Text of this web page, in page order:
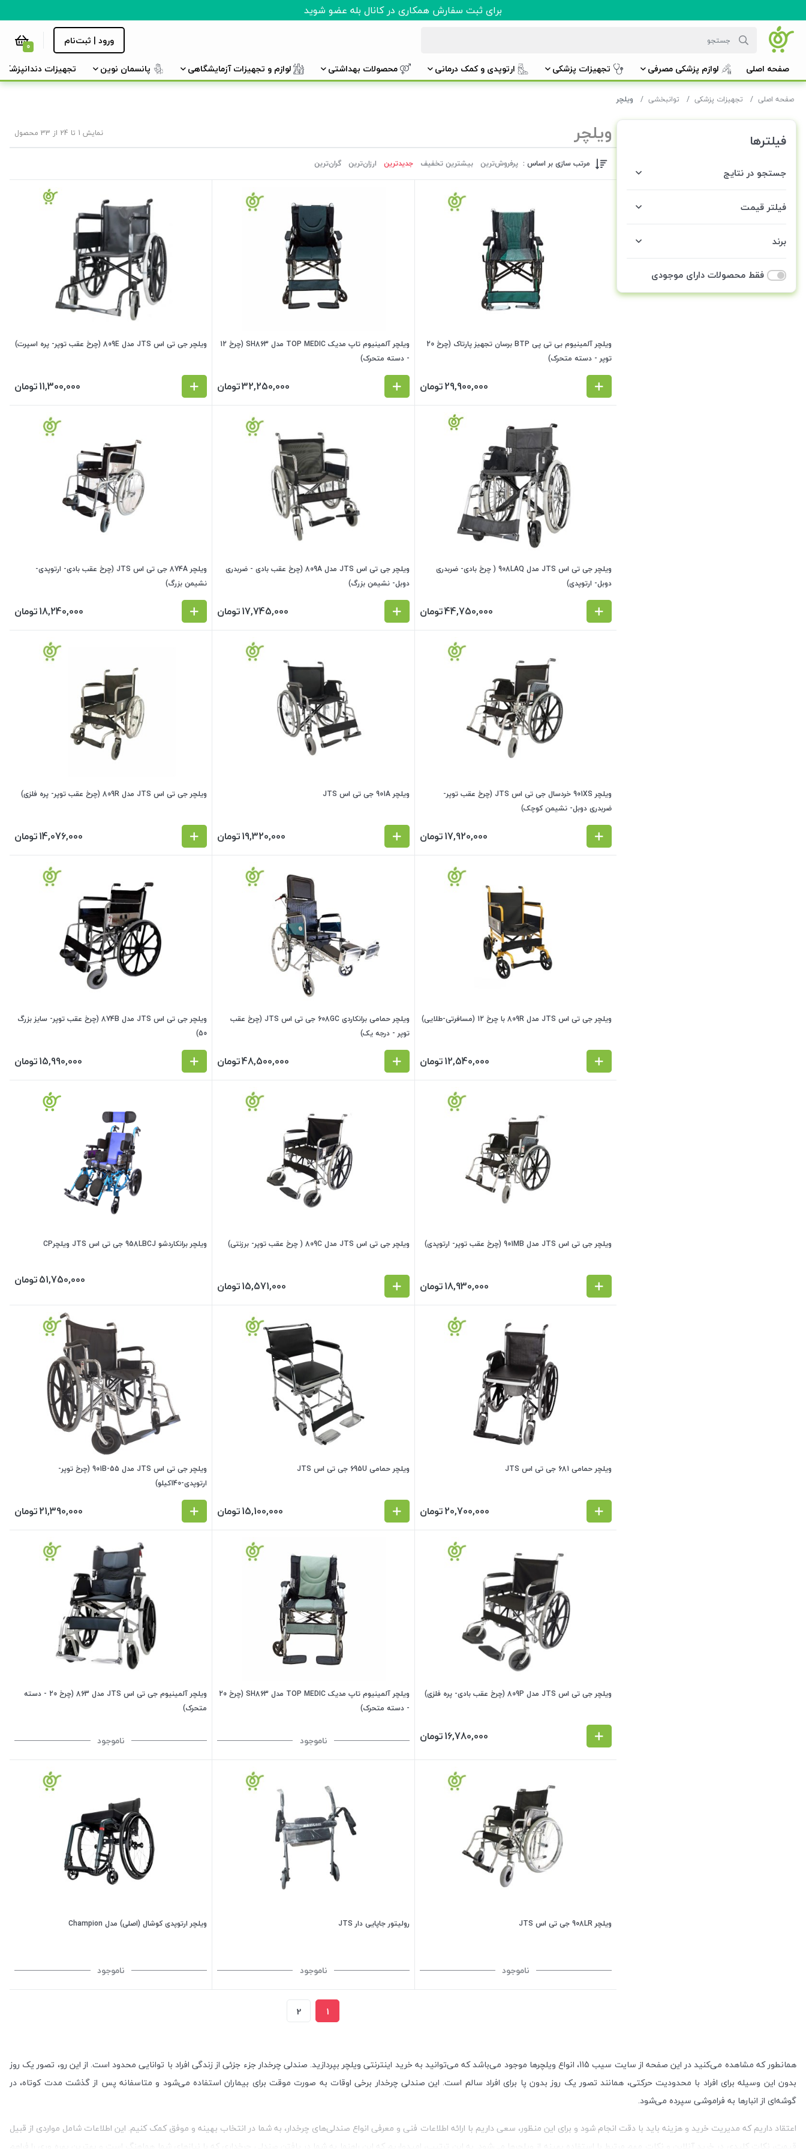
برای ثبت سفارش همکاری در کانال بله عضو شوید
ورود | ثبت‌نام 0
صفحه اصلی لوازم پزشکی مصرفی تجهیزات پزشکی ارتوپدی و کمک درمانی محصولات بهداشتی لوازم و تجهیزات آزمایشگاهی پانسمان نوین تجهیزات دندانپزشکی
صفحه اصلی تجهیزات پزشکی توانبخشی ویلچر
فیلترها
جستجو در نتایج
فیلتر قیمت
برند
فقط محصولات دارای موجودی
ویلچر نمایش 1 تا 24 از 33 محصول
مرتب سازی بر اساس : پرفروش‌ترین‌ بیشترین تخفیف جدیدترین ارزان‌ترین گران‌ترین
ویلچر آلمینیوم بی تی پی BTP برسان تجهیز پارتاک (چرخ 20
توپر - دسته متحرک)
29,900,000تومان
ویلچر آلمینیوم تاپ مدیک TOP MEDIC مدل SH863 (چرخ 12
- دسته متحرک)
32,250,000تومان
ویلچر جی تی اس JTS مدل 809E (چرخ عقب توپر- پره اسپرت)
11,300,000تومان
ویلچر جی تی اس JTS مدل 908LAQ ( چرخ بادی- ضربدری
دوبل- ارتوپدی)
44,750,000تومان
ویلچر جی تی اس JTS مدل 809A (چرخ عقب بادی - ضربدری
دوبل- نشیمن بزرگ)
17,745,000تومان
ویلچر 874A جی تی اس JTS (چرخ عقب بادی- ارتوپدی-
نشیمن بزرگ)
18,240,000تومان
ویلچر 901XS خردسال جی تی اس JTS (چرخ عقب توپر-
ضربدری دوبل- نشیمن کوچک)
17,920,000تومان
ویلچر 901A جی تی اس JTS
19,320,000تومان
ویلچر جی تی اس JTS مدل 809R (چرخ عقب توپر- پره فلزی)
14,076,000تومان
ویلچر جی تی اس JTS مدل 809R با چرخ 12 (مسافرتی-طلایی)
12,540,000تومان
ویلچر حمامی برانکاردی 608GC جی تی اس JTS (چرخ عقب
توپر - درجه یک)
48,500,000تومان
ویلچر جی تی اس JTS مدل 874B (چرخ عقب توپر- سایز بزرگ
50)
15,990,000تومان
ویلچر جی تی اس JTS مدل 901MB (چرخ عقب توپر- ارتوپدی)
18,930,000تومان
ویلچر جی تی اس JTS مدل 809C ( چرخ عقب توپر- برزنتی)
15,571,000تومان
ویلچر برانکاردشو 958LBCJ جی تی اس JTS ویلچرCP
51,750,000تومان
ویلچر حمامی 681 جی تی اس JTS
20,700,000تومان
ویلچر حمامی 695U جی تی اس JTS
15,100,000تومان
ویلچر جی تی اس JTS مدل 901B-55 (چرخ توپر-
ارتوپدی-140کیلو)
21,390,000تومان
ویلچر جی تی اس JTS مدل 809P (چرخ عقب بادی- پره فلزی)
16,780,000تومان
ویلچر آلمینیوم تاپ مدیک TOP MEDIC مدل SH863 (چرخ 20
- دسته متحرک)
ناموجود
ویلچر آلمینیوم جی تی اس JTS مدل 863 (چرخ 20 - دسته
متحرک)
ناموجود
ویلچر 908LR جی تی اس JTS
ناموجود
رولیتور جاپایی دار JTS
ناموجود
ویلچر ارتوپدی کوشال (اصلی) مدل Champion
ناموجود
1
2
همانطور که مشاهده می‌کنید در این صفحه از سایت سیب 115، انواع ویلچرها موجود می‌باشد که می‌توانید به خرید اینترنتی ویلچر بپردازید. صندلی چرخدار جزء جزئی از زندگی افراد با توانایی محدود است. از این رو، تصور یک روز
بدون این وسیله برای افراد با محدودیت حرکتی، همانند تصور یک روز بدون پا برای افراد سالم است. این صندلی چرخدار برخی اوقات به صورت موقت برای بیماران استفاده می‌شود و متاسفانه پس از گذشت مدت کوتاه، در
گوشه‌ای از انبارها به فراموشی سپرده می‌شود.
اعتقاد داریم که مدیریت خرید و هزینه باید با دقت انجام شود و برای این منظور، سعی داریم با ارائه اطلاعات فنی و معرفی انواع صندلی‌های چرخدار، به شما در انتخاب بهینه و موفق کمک کنیم. این اطلاعات شامل مواردی از قبیل
قیمت، نکات کلیدی در خرید آنلاین و نکات مهم مرتبط با استفاده بهینه از ویلچرها می‌شود. به این ترتیب، امیدواریم که این راهنما به شما در یافتن صندلی چرخداری که با نیازهای شما هماهنگ است و بهترین بهره وری را فراهم